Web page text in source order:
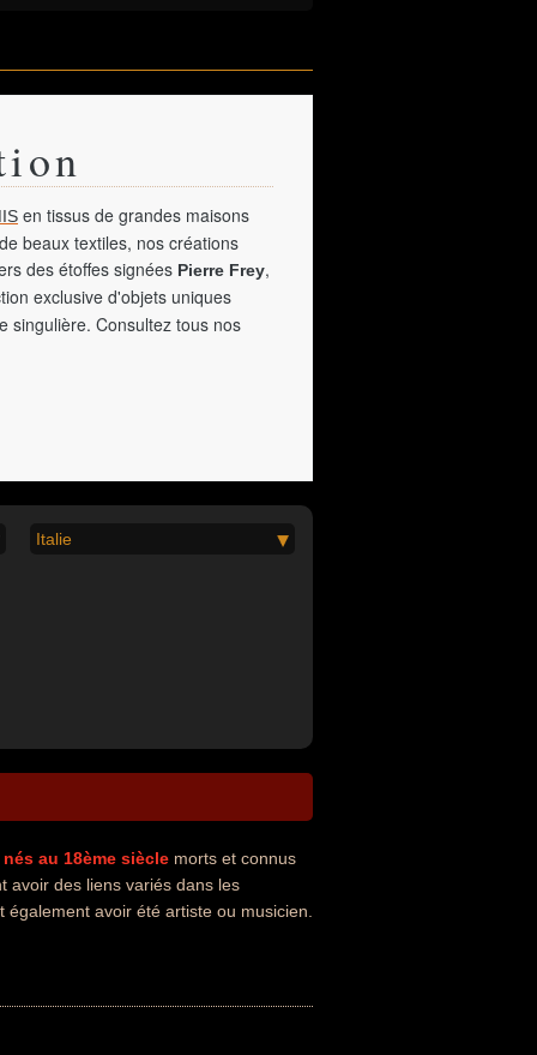
en tissus de grandes maisons
beaux textiles, nos créations
des étoffes signées Pierre Frey,
exclusive d'objets uniques
singulière. Consultez tous nos
Italie
nés au 18ème siècle morts et connus
avoir des liens variés dans les
avoir été artiste ou musicien.